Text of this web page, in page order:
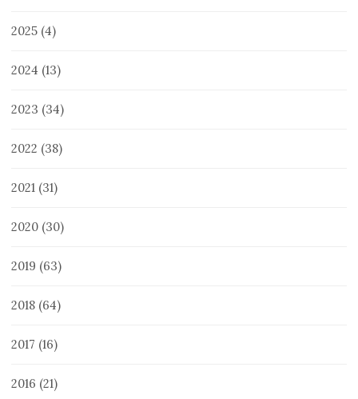
2025 (4)
2024 (13)
2023 (34)
2022 (38)
2021 (31)
2020 (30)
2019 (63)
2018 (64)
2017 (16)
2016 (21)